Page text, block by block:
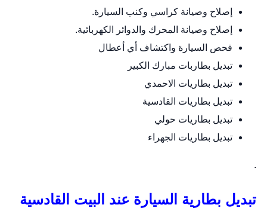
إصلاح وصيانة كراسي وكنب السيارة.
إصلاح وصيانة المحرك والدوائر الكهربائية.
فحص السيارة واكتشاف أي أعطال
تبديل بطاربات مبارك الكبير
تبديل بطاريات الاحمدي
تبديل بطاريات القادسية
تبديل بطاريات حولي
تبديل بطاريات الجهراء
.
تبديل بطارية السيارة عند البيت القادسية